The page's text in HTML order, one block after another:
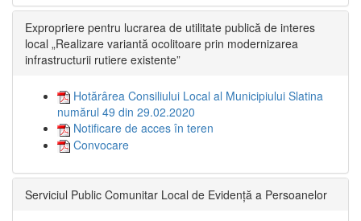
Expropriere pentru lucrarea de utilitate publică de interes
local „Realizare variantă ocolitoare prin modernizarea
infrastructurii rutiere existente”
Hotărârea Consiliului Local al Municipiului Slatina
numărul 49 din 29.02.2020
Notificare de acces în teren
Convocare
Serviciul Public Comunitar Local de Evidență a Persoanelor